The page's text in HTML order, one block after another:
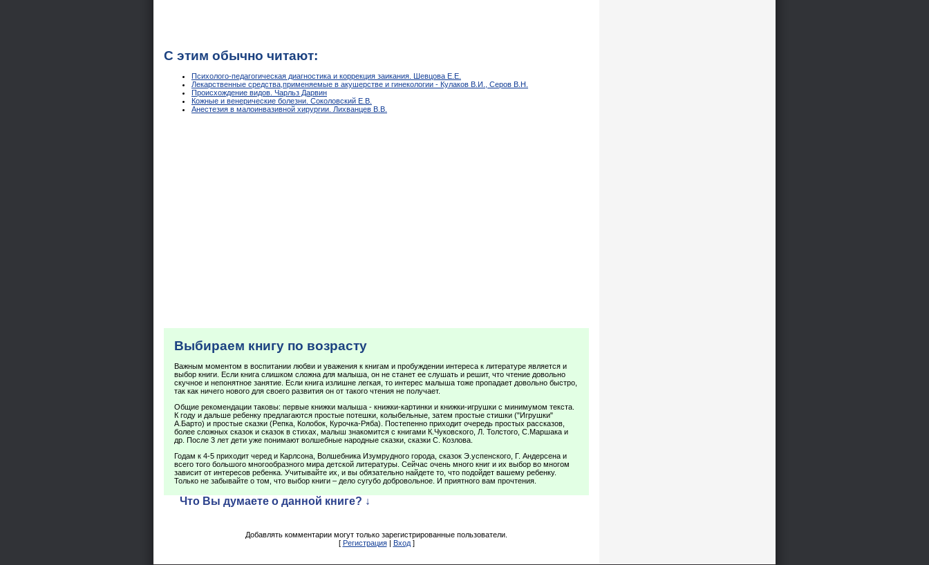
С этим обычно читают:
Психолого-педагогическая диагностика и коррекция заикания. Шевцова Е.Е.
Лекарственные средства,применяемые в акушерстве и гинекологии - Кулаков В.И., Серов В.Н.
Происхождение видов. Чарльз Дарвин
Кожные и венерические болезни. Соколовский Е.В.
Анестезия в малоинвазивной хирургии. Лихванцев В.В.
Выбираем книгу по возрасту
Важным моментом в воспитании любви и уважения к книгам и пробуждении интереса к литературе является и
выбор книги. Если книга слишком сложна для малыша, он не станет ее слушать и решит, что чтение довольно
скучное и непонятное занятие. Если книга излишне легкая, то интерес малыша тоже пропадает довольно быстро,
так как ничего нового для своего развития он от такого чтения не получает.
Общие рекомендации таковы: первые книжки малыша - книжки-картинки и книжки-игрушки с минимумом текста.
К году и дальше ребенку предлагаются простые потешки, колыбельные, затем простые стишки ("Игрушки"
А.Барто) и простые сказки (Репка, Колобок, Курочка-Ряба). Постепенно приходит очередь простых рассказов,
более сложных сказок и сказок в стихах, малыш знакомится с книгами К.Чуковского, Л. Толстого, С.Маршака и
др. После 3 лет дети уже понимают волшебные народные сказки, сказки С. Козлова.
Годам к 4-5 приходит черед и Карлсона, Волшебника Изумрудного города, сказок Э.успенского, Г. Андерсена и
всего того большого многообразного мира детской литературы. Сейчас очень много книг и их выбор во многом
зависит от интересов ребенка. Учитывайте их, и вы обязательно найдете то, что подойдет вашему ребенку.
Только не забывайте о том, что выбор книги – дело сугубо добровольное. И приятного вам прочтения.
Что Вы думаете о данной книге? ↓
Добавлять комментарии могут только зарегистрированные пользователи.
[ Регистрация| Вход]